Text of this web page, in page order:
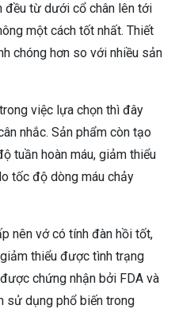
đều từ dưới cổ chân lên tới
một cách tốt nhất. Thiết
chóng hơn so với nhiều sản
việc lựa chọn thì đây
nhắc. Sản phẩm còn tạo
tuần hoàn máu, giảm thiểu
tốc độ dòng máu chảy
nên vớ có tính đàn hồi tốt,
thiểu được tình trạng
chứng nhận bởi FDA và
sử dụng phổ biến trong